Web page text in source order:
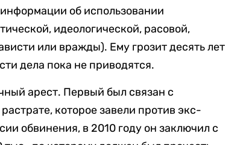
об использовании
идеологической, расовой,
или вражды). Ему грозит десять лет
дела пока не приводятся.
арест. Первый был связан с
которое завели против экс-
обвинения, в 2010 году он заключил с